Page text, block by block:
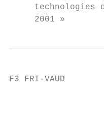
technologies
     2001 »
F3 FRI-VAUD